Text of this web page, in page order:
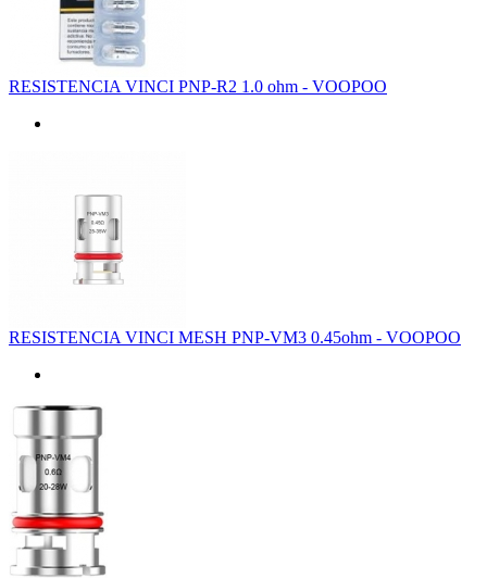
RESISTENCIA VINCI PNP-R2 1.0 ohm - VOOPOO
RESISTENCIA VINCI MESH PNP-VM3 0.45ohm - VOOPOO